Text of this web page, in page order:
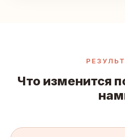
Что изменится